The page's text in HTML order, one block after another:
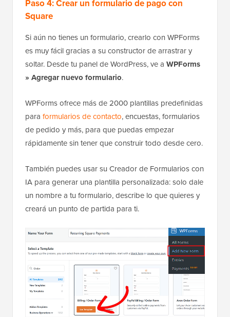
Paso 4: Crear un formulario de pago con
Square
Si aún no tienes un formulario, crearlo con WPForms
es muy fácil gracias a su constructor de arrastrar y
soltar. Desde tu panel de WordPress, ve a WPForms
» Agregar nuevo formulario.
WPForms ofrece más de 2000 plantillas predefinidas
para formularios de contacto, encuestas, formularios
de pedido y más, para que puedas empezar
rápidamente sin tener que construir todo desde cero.
También puedes usar su Creador de Formularios con
IA para generar una plantilla personalizada: solo dale
un nombre a tu formulario, describe lo que quieres y
creará un punto de partida para ti.